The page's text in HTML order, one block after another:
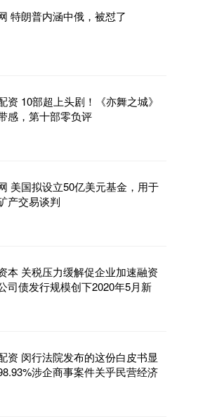
特朗普内涵中俄，被怼了
资 10部超上头剧！《亦舞之城》
感，第十部零负评
美国拟设立50亿美元基金，用于
产交易谈判
本 关税压力缓解促企业加速融资
司债发行规模创下2020年5月新
资 闵行法院发布的这份白皮书显
涉企商事案件关乎民营经济